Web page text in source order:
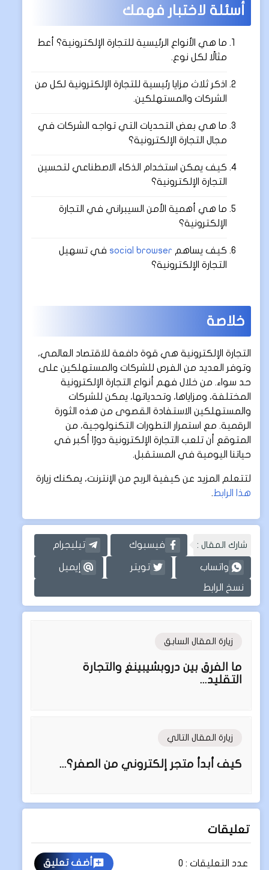
أسئلة لاختبار فهمك
ما هي الأنواع الرئيسية للتجارة الإلكترونية؟ أعط
مثالًا لكل نوع.
اذكر ثلاث مزايا رئيسية للتجارة الإلكترونية لكل من
الشركات والمستهلكين.
ما هي بعض التحديات التي تواجه الشركات في
مجال التجارة الإلكترونية؟
كيف يمكن استخدام الذكاء الاصطناعي لتحسين
التجارة الإلكترونية؟
ما هي أهمية الأمن السيبراني في التجارة
الإلكترونية؟
كيف يساهم social browser في تسهيل
التجارة الإلكترونية؟
خلاصة
التجارة الإلكترونية هي قوة دافعة للاقتصاد العالمي،
وتوفر العديد من الفرص للشركات والمستهلكين على
حد سواء. من خلال فهم أنواع التجارة الإلكترونية
المختلفة، ومزاياها، وتحدياتها، يمكن للشركات
والمستهلكين الاستفادة القصوى من هذه الثورة
الرقمية. مع استمرار التطورات التكنولوجية، من
المتوقع أن تلعب التجارة الإلكترونية دورًا أكبر في
حياتنا اليومية في المستقبل.
لتتعلم المزيد عن كيفية الربح من الإنترنت، يمكنك زيارة
هذا الرابط.
شارك المقال : فيسبوك تيليجرام
واتساب تويتر إيميل
نسخ الرابط
زيارة المقال السابق
ما الفرق بين دروبشيبينغ والتجارة
التقليد...
زيارة المقال التالي
كيف أبدأ متجر إلكتروني من الصفر؟...
تعليقات
عدد التعليقات : 0 أضف تعليق